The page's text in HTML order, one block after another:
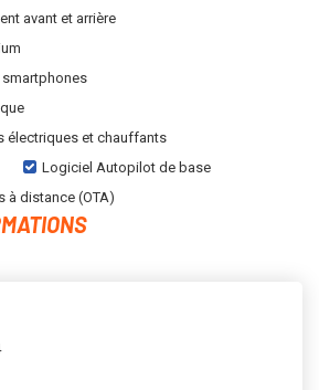
avant et arrière
smartphones
électriques et chauffants
Logiciel Autopilot de base
à distance (OTA)